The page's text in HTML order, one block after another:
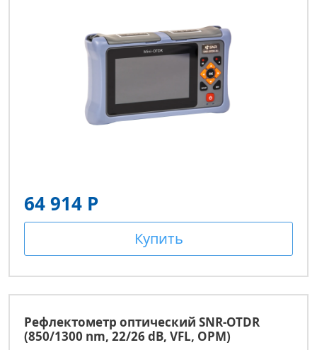
64 914 Р
Купить
Рефлектометр оптический SNR-OTDR
(850/1300 nm, 22/26 dB, VFL, OPM)